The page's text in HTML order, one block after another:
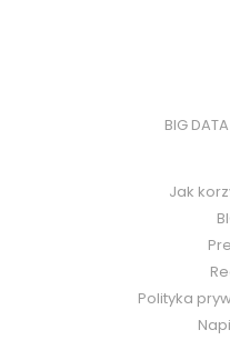
BIG
Jak
Polityka